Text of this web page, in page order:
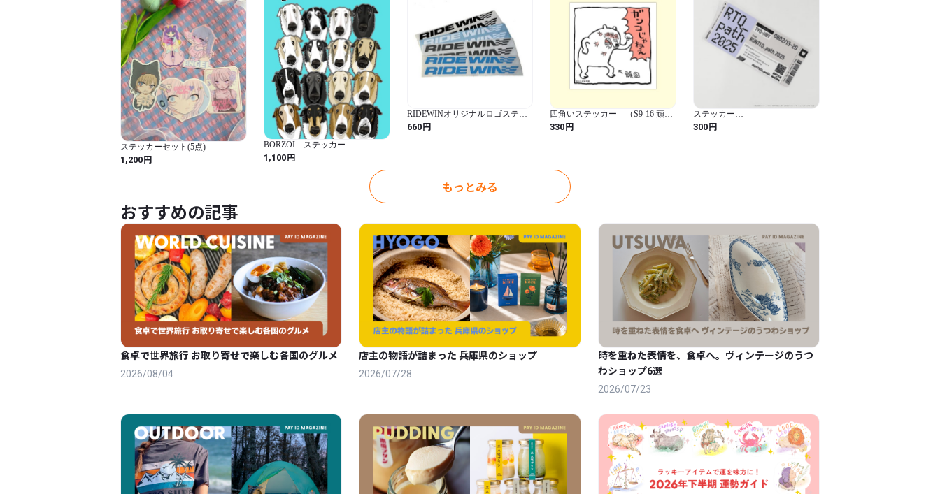
ステッカーセット(5点)
1,200円
BORZOI ステッカー
1,100円
RIDEWINオリジナルロゴステッ
カー＜Sサイズ＞
660円
四角いステッカー （S9-16 頑
固）
330円
ステッカー
（RUNTEQ_path2025）
300円
もっとみる
おすすめの記事
食卓で世界旅行 お取り寄せで楽しむ各国のグルメ
2026/08/04
店主の物語が詰まった 兵庫県のショップ
2026/07/28
時を重ねた表情を、食卓へ。ヴィンテージのうつ
わショップ6選
2026/07/23